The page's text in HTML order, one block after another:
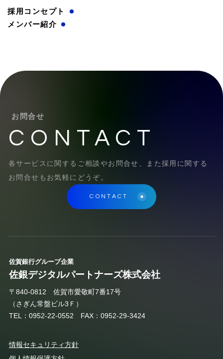
採用コンセプト
メンバー紹介
お問合せ
CONTACT
各サービスに関するご相談やお問合せ、また採用に関する
お問合せもお気軽にどうぞ。
CONTACT
佐賀銀行グループ企業
佐銀デジタルパートナーズ株式会社
〒840-0812​ 佐賀市愛敬町7番17号
（さぎん常盤ビル3Ｆ）
TEL：0952-22-0552 FAX：0952-29-3424
情報セキュリティ方針